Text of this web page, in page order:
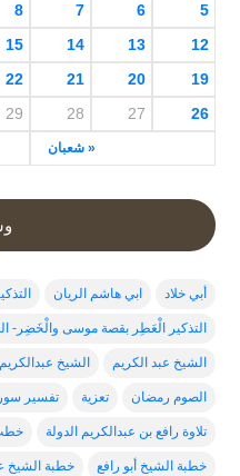
« شعبان
5
6
7
8
12
13
14
15
19
20
21
22
26
27
28
29
أبي خلاد ابي هاشم الريان
التذكير الْعَطِر بقصة موسى والْخَضِر-
الشيخ عبد الكريم الشيخ عبدالكريم
الصوم رمضان تعزية تفسير
تلاوة رافع بن عبدالكريم الدولة
خطبة الشيخ أبو رافع خطبة الشيخ